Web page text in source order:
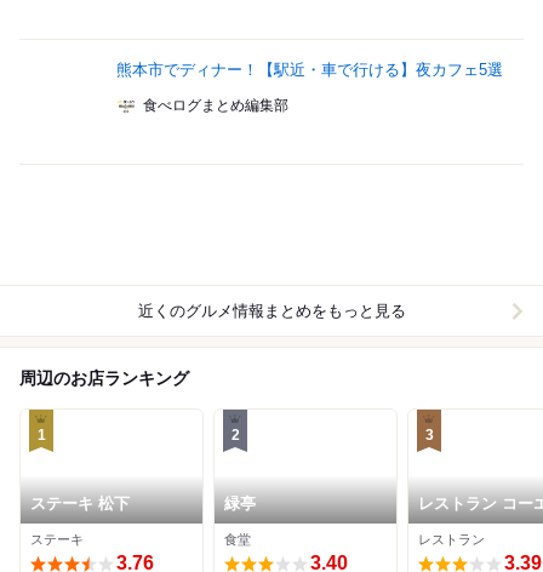
熊本市でディナー！【駅近・車で行ける】夜カフェ5選
食べログまとめ編集部
近くのグルメ情報まとめをもっと見る
周辺のお店ランキング
1
ステーキ 松下
ステーキ
3.76
2
緑亭
食堂
3.40
3
レストラン コー
レストラン
3.39